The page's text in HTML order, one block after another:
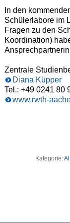
In den
Schülerlabore im
Fragen zu den
Koordination)
Zentrale
Diana Küpper
Tel.: +49 0241 80
www.rwth-
Kategorie: